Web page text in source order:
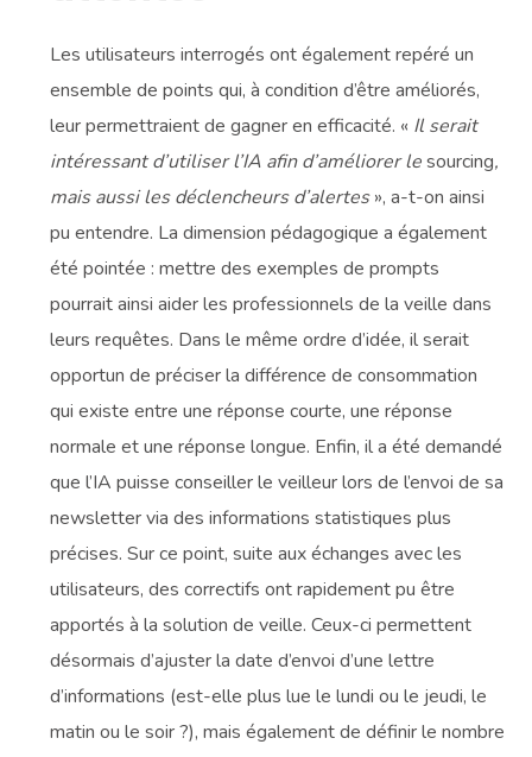
Les utilisateurs interrogés ont également repéré un
ensemble de points qui, à condition d’être améliorés,
leur permettraient de gagner en efficacité. « Il serait
intéressant d’utiliser l’IA afin d’améliorer lesourcing,
mais aussi les déclencheurs d’alertes», a-t-on ainsi
pu entendre. La dimension pédagogique a également
été pointée : mettre des exemples de prompts
pourrait ainsi aider les professionnels de la veille dans
leurs requêtes. Dans le même ordre d’idée, il serait
opportun de préciser la différence de consommation
qui existe entre une réponse courte, une réponse
normale et une réponse longue. Enfin, il a été demandé
que l’IA puisse conseiller le veilleur lors de l’envoi de sa
newsletter via des informations statistiques plus
précises. Sur ce point, suite aux échanges avec les
utilisateurs, des correctifs ont rapidement pu être
apportés à la solution de veille. Ceux-ci permettent
désormais d’ajuster la date d’envoi d’une lettre
d’informations (est-elle plus lue le lundi ou le jeudi, le
matin ou le soir ?), mais également de définir le nombre